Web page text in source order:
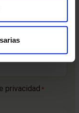
privacidad *